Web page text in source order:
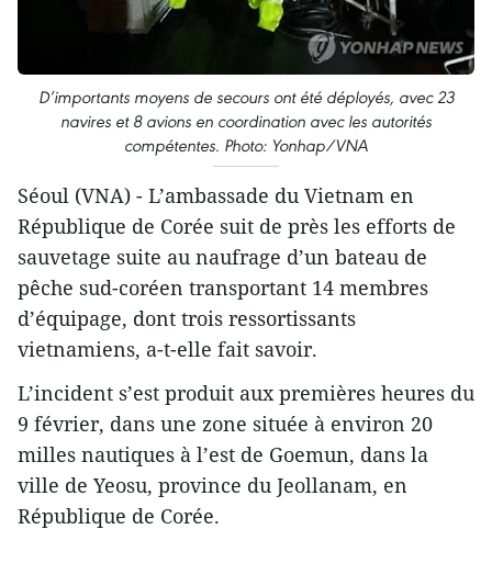
D’importants moyens de secours ont été déployés, avec 23
navires et 8 avions en coordination avec les autorités
compétentes. Photo: Yonhap/VNA
Séoul (VNA) - L’ambassade du Vietnam en
République de Corée suit de près les efforts de
sauvetage suite au naufrage d’un bateau de
pêche sud-coréen transportant 14 membres
d’équipage, dont trois ressortissants
vietnamiens, a-t-elle fait savoir.
L’incident s’est produit aux premières heures du
9 février, dans une zone située à environ 20
milles nautiques à l’est de Goemun, dans la
ville de Yeosu, province du Jeollanam, en
République de Corée.